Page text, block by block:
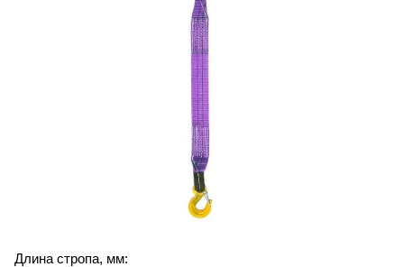
Длина стропа, мм: